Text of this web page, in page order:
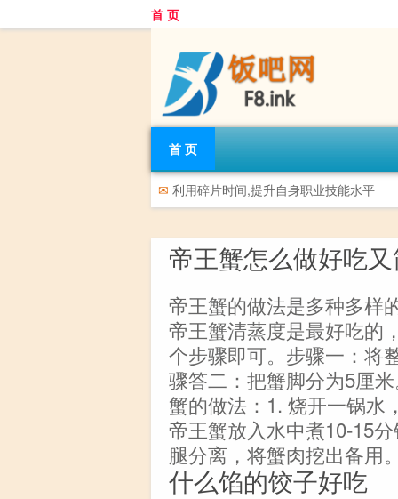
首 页
首 页
✉ 利用碎片时间,提升自身职业技能水平
帝王蟹怎么做好吃
帝王蟹的做法是多种多样
帝王蟹清蒸度是最好吃的
个步骤即可。步骤一：将
骤答二：把蟹脚分为5厘
蟹的做法：1. 烧开一锅水
帝王蟹放入水中煮10-15
腿分离，将蟹肉挖出备用
什么馅的饺子好吃